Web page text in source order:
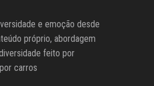
e emoção desde
próprio, abordagem
feito por
carros